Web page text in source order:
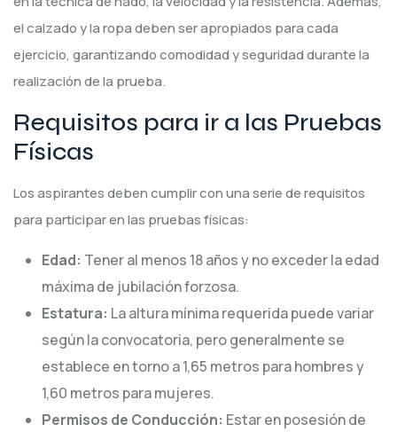
el calzado y la ropa deben ser apropiados para cada
ejercicio, garantizando comodidad y seguridad durante la
realización de la prueba.
Requisitos para ir a las Pruebas
Físicas
Los aspirantes deben cumplir con una serie de requisitos
para participar en las pruebas físicas:
Edad: Tener al menos 18 años y no exceder la edad
máxima de jubilación forzosa.
Estatura: La altura mínima requerida puede variar
según la convocatoria, pero generalmente se
establece en torno a 1,65 metros para hombres y
1,60 metros para mujeres.
Permisos de Conducción: Estar en posesión de